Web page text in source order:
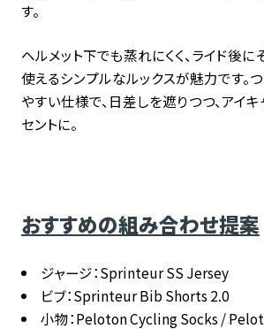
す。
ヘルメット下でも蒸れにくく、 ライド後に
使えるシンプルなルックスが魅力です。
やすい仕様で、日差しを遮りつつ、 アイ
セントに。
おすすめの組み合わせ提案
ジャージ：Sprinteur SS Jersey
ビブ：Sprinteur Bib Shorts 2.0
小物：Peloton Cycling Socks /